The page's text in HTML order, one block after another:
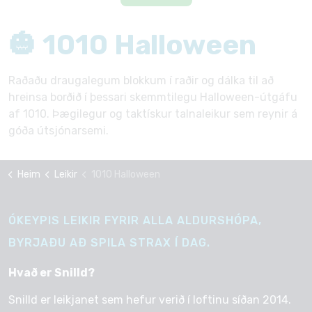
🎃 1010 Halloween
Raðaðu draugalegum blokkum í raðir og dálka til að
hreinsa borðið í þessari skemmtilegu Halloween-útgáfu
af 1010. Þægilegur og taktískur talnaleikur sem reynir á
góða útsjónarsemi.
Heim Leikir
ÓKEYPIS LEIKIR FYRIR ALLA ALDURSHÓPA,
BYRJAÐU AÐ SPILA STRAX Í DAG.
Hvað er Snilld?
Snilld er leikjanet sem hefur verið í loftinu síðan 2014.